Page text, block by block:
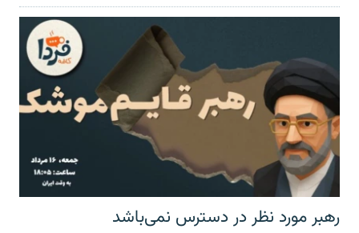
رهبر مورد نظر در دسترس نمی‌باشد